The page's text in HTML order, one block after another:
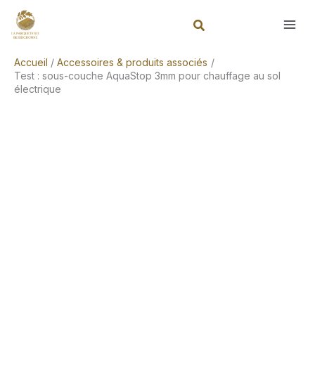
Accueil
Accessoires & produits associés
Test : sous-couche AquaStop 3mm pour chauffage au sol
électrique
Rechercher